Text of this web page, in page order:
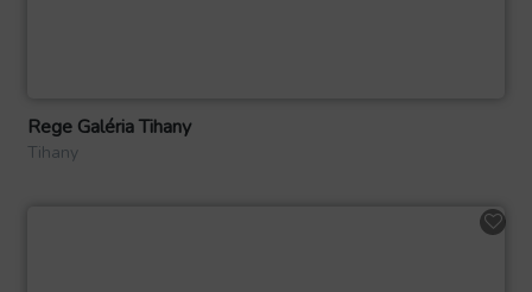
Rege Galéria Tihany
Tihany